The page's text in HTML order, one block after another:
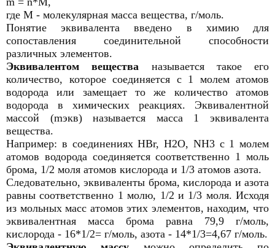
где М - молекулярная масса вещества, г/моль.
Понятие эквивалента введено в химию для
сопоставления соединительной способности
различных элементов.
Эквивалентом вещества называется такое его
количество, которое соединяется с 1 молем атомов
водорода или замещает то же количество атомов
водорода в химических реакциях. Эквивалентной
массой (mэкв) называется масса 1 эквивалента
вещества.
Например: в соединениях HBr, H2O, NH3 с 1 молем
атомов водорода соединяется соответственно 1 моль
брома, 1/2 моля атомов кислорода и 1/3 атомов азота.
Следовательно, эквиваленты брома, кислорода и азота
равны соответственно 1 молю, 1/2 и 1/3 моля. Исходя
из мольных масс атомов этих элементов, находим, что
эквивалентная масса брома равна 79,9 г/моль,
кислорода - 16*1/2= г/моль, азота - 14*1/3=4,67 г/моль.